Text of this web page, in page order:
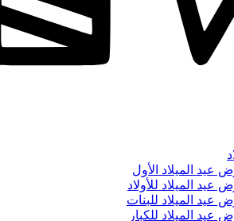
عيد الميلاد الأول
عيد الميلاد للأولاد
عيد الميلاد للبنات
عيد الميلاد للكبار